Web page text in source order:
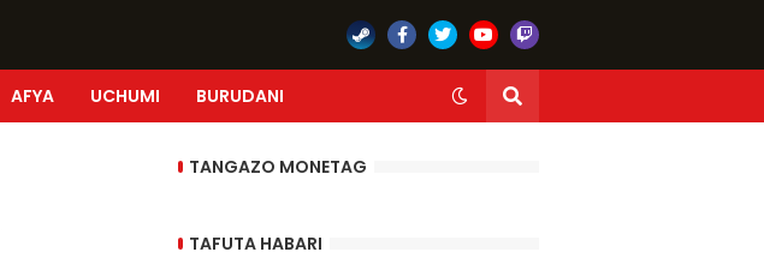
AFYA UCHUMI BURUDANI
TANGAZO MONETAG
TAFUTA HABARI